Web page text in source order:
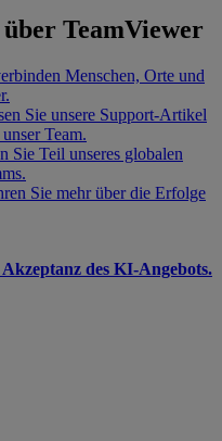
TeamViewer
Menschen, Orte und
Sie unsere Support-Artikel
Team.
Sie Teil unseres globalen
Sie mehr über die Erfolge
des KI-Angebots.